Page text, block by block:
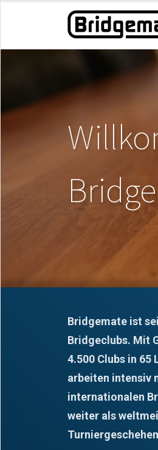
Bridgemate ist
Bridgeclubs. Mit
4.500 Clubs in
arbeiten intensiv
internationalen
weiter als